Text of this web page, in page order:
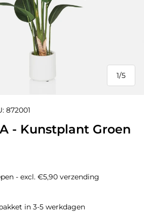
1/
van
5
872001
- Kunstplant Groen
prijs
- excl. €5,90 verzending
in 3-5 werkdagen